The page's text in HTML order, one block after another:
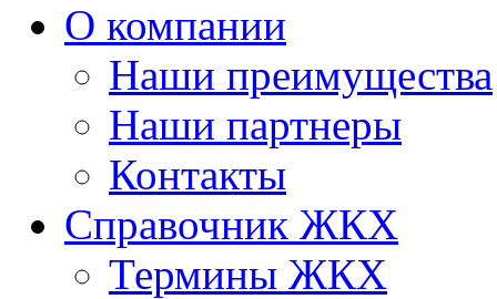
О компании
Наши преимущества
Наши партнеры
Контакты
Справочник ЖКХ
Термины ЖКХ